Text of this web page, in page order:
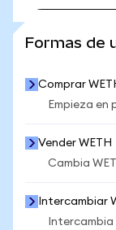
Formas de
Comprar
Empieza en
Vender WETH
Cambia
Intercambiar
Intercambia